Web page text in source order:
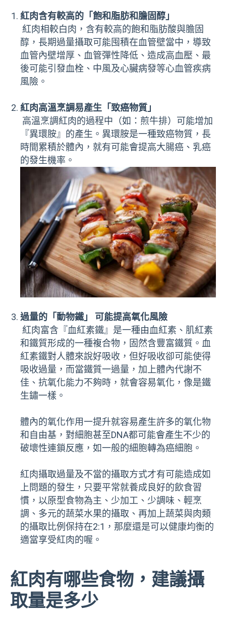
紅肉含有較高的「飽和脂肪和膽固醇」
紅肉相較白肉，含有較高的飽和脂肪酸與膽固
醇，長期過量攝取可能囤積在血管壁當中，導致
血管內壁增厚、血管彈性降低、造成高血壓、最
後可能引發血栓、中風及心臟病發等心血管疾病
風險。
紅肉高溫烹調易產生「致癌物質」
高溫烹調紅肉的過程中（如：煎牛排）可能增加
『異環胺』的產生。異環胺是一種致癌物質，長
時間累積於體內，就有可能會提高大腸癌、乳癌
的發生機率。
過量的「動物鐵」 可能提高氧化風險
紅肉富含『血紅素鐵』是一種由血紅素、肌紅素
和鐵質形成的一種複合物，固然含豐富鐵質。血
紅素鐵對人體來說好吸收，但好吸收卻可能使得
吸收過量，而當鐵質一過量，加上體內代謝不
佳、抗氧化能力不夠時，就會容易氧化，像是鐵
生鏽一樣。
體內的氧化作用一提升就容易產生許多的氧化物
和自由基，對細胞甚至DNA都可能會產生不少的
破壞性連鎖反應，如一般的細胞轉為癌細胞。
紅肉攝取過量及不當的攝取方式才有可能造成如
上問題的發生，只要平常就養成良好的飲食習
慣，以原型食物為主、少加工、少調味、輕烹
調、多元的蔬菜水果的攝取、再加上蔬菜與肉類
的攝取比例保持在2:1，那麼還是可以健康均衡的
適當享受紅肉的喔。
紅肉有哪些食物，建議攝
取量是多少